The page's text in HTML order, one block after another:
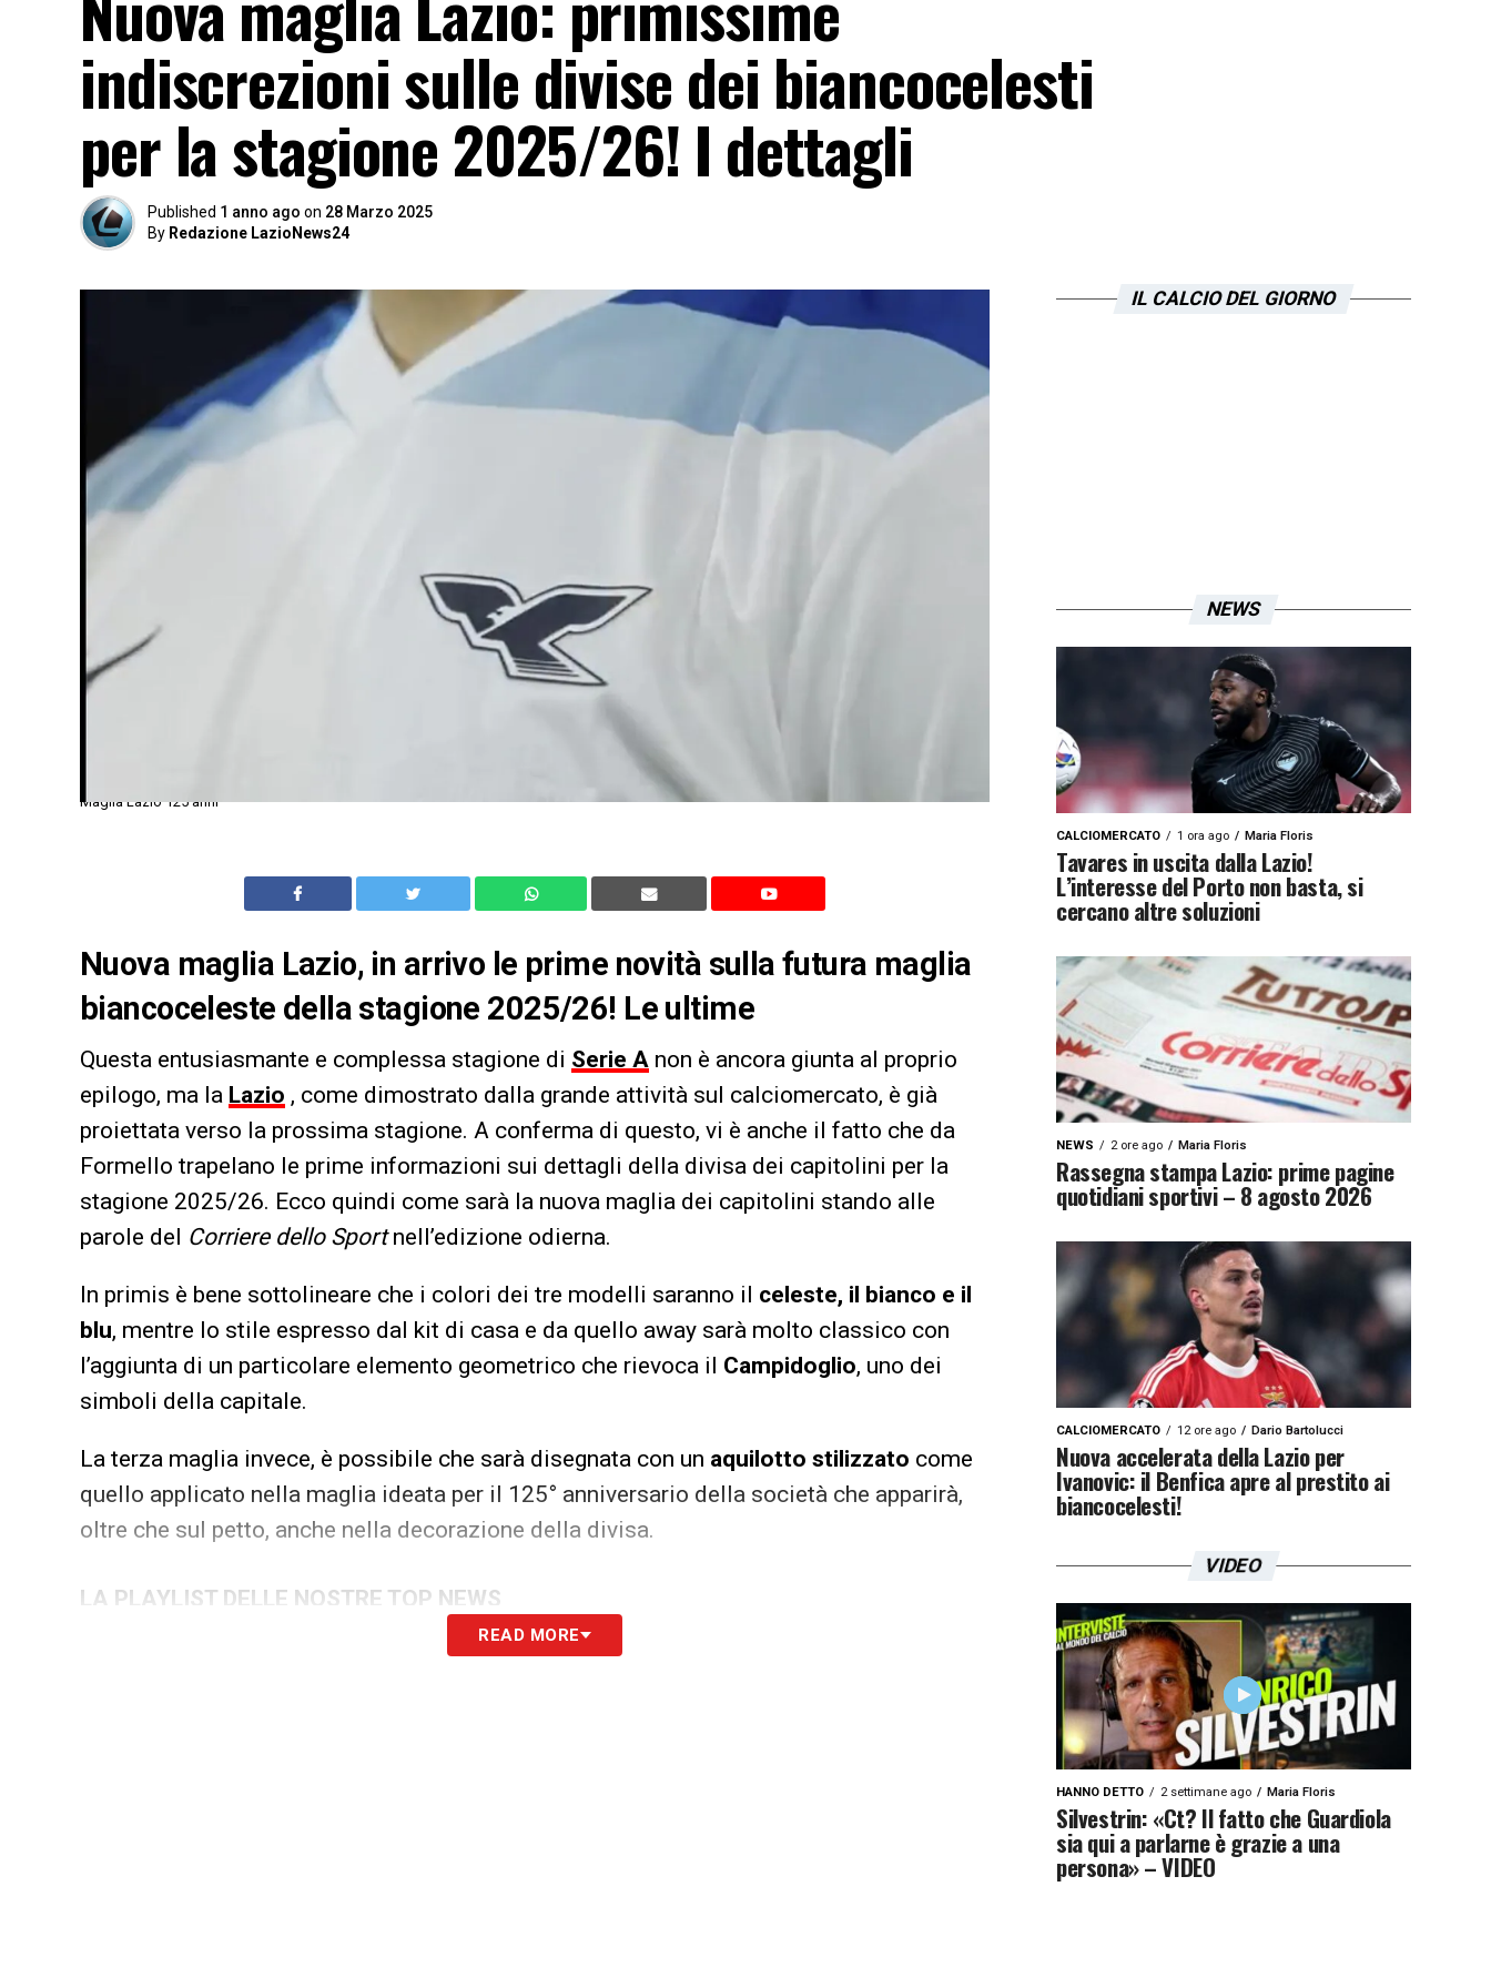
indiscrezioni sulle divise dei biancocelesti
per la stagione 2025/26! I dettagli
Published 1 anno ago on 28 Marzo 2025
By Redazione LazioNews24
Maglia Lazio 125 anni
Nuova maglia Lazio, in arrivo le prime novità sulla futura maglia
biancoceleste della stagione 2025/26! Le ultime
Questa entusiasmante e complessa stagione di Serie A non è ancora giunta al proprio
epilogo, ma la Lazio , come dimostrato dalla grande attività sul calciomercato, è già
proiettata verso la prossima stagione. A conferma di questo, vi è anche il fatto che da
Formello trapelano le prime informazioni sui dettagli della divisa dei capitolini per la
stagione 2025/26. Ecco quindi come sarà la nuova maglia dei capitolini stando alle
parole del Corriere dello Sportnell’edizione odierna.
In primis è bene sottolineare che i colori dei tre modelli saranno il celeste, il bianco e il
blu, mentre lo stile espresso dal kit di casa e da quello away sarà molto classico con
l’aggiunta di un particolare elemento geometrico che rievoca il Campidoglio, uno dei
simboli della capitale.
La terza maglia invece, è possibile che sarà disegnata con un aquilotto stilizzato come
quello applicato nella maglia ideata per il 125° anniversario della società che apparirà,
oltre che sul petto, anche nella decorazione della divisa.
LA PLAYLIST DELLE NOSTRE TOP NEWS
READ MORE
IL CALCIO DEL GIORNO
NEWS
CALCIOMERCATO 1 ora ago Maria Floris
Tavares in uscita dalla Lazio!
L’interesse del Porto non basta, si
cercano altre soluzioni
NEWS 2 ore ago Maria Floris
Rassegna stampa Lazio: prime pagine
quotidiani sportivi – 8 agosto 2026
CALCIOMERCATO 12 ore ago Dario Bartolucci
Nuova accelerata della Lazio per
Ivanovic: il Benfica apre al prestito ai
biancocelesti!
VIDEO
HANNO DETTO 2 settimane ago Maria Floris
Silvestrin: «Ct? Il fatto che Guardiola
sia qui a parlarne è grazie a una
persona» – VIDEO